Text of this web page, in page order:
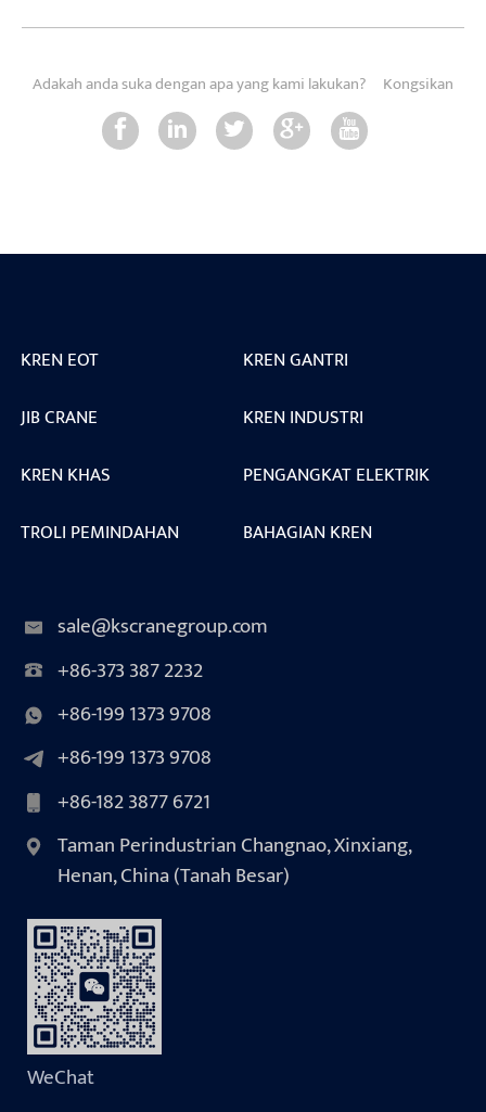
Adakah anda suka dengan apa yang kami lakukan? Kongsikan
KREN EOT
KREN GANTRI
JIB CRANE
KREN INDUSTRI
KREN KHAS
PENGANGKAT ELEKTRIK
TROLI PEMINDAHAN
BAHAGIAN KREN
sale@kscranegroup.com
+86-373 387 2232
+86-199 1373 9708
+86-199 1373 9708
+86-182 3877 6721
Taman Perindustrian Changnao, Xinxiang,
Henan, China (Tanah Besar)
WeChat